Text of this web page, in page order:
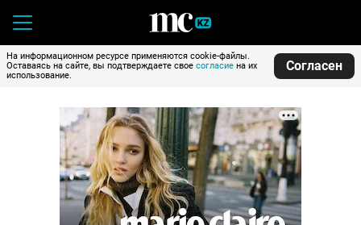
На информационном ресурсе применяются cookie-файлы.
Оставаясь на сайте, вы подтверждаете свое согласие на их
использование.
Согласен